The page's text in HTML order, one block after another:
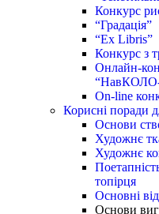
Конкурс
“Градація”
“Ex Libris”
Конкурс з
Онлайн-
On-line
Корисні поради
Основи
Художнє
Художнє
топірця
Основні
Основи